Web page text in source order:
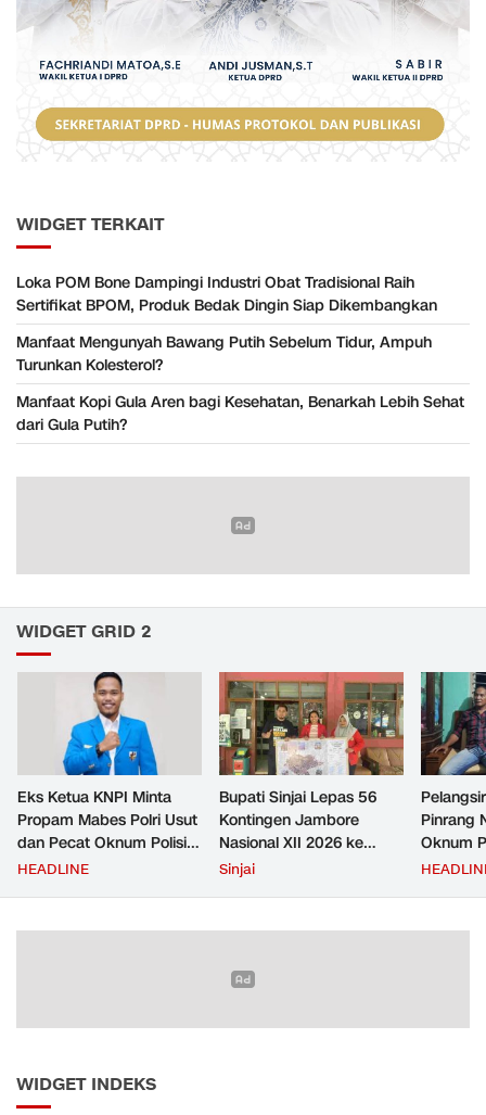
WIDGET TERKAIT
Loka POM Bone Dampingi Industri Obat Tradisional Raih
Sertifikat BPOM, Produk Bedak Dingin Siap Dikembangkan
Manfaat Mengunyah Bawang Putih Sebelum Tidur, Ampuh
Turunkan Kolesterol?
Manfaat Kopi Gula Aren bagi Kesehatan, Benarkah Lebih Sehat
dari Gula Putih?
WIDGET GRID 2
Eks Ketua KNPI Minta
Propam Mabes Polri Usut
dan Pecat Oknum Polisi
Beking Pelangsir Solar di
HEADLINE
Bupati Sinjai Lepas 56
Kontingen Jambore
Nasional XII 2026 ke
Cibubur
Sinjai
Pinrang
Oknum
Rp2,5
WIDGET INDEKS